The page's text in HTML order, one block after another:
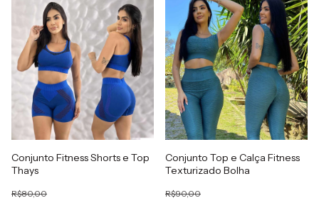
Conjunto Fitness Shorts e Top
Thays
R$80,00
Conjunto Top e Calça Fitness
Texturizado Bolha
R$90,00